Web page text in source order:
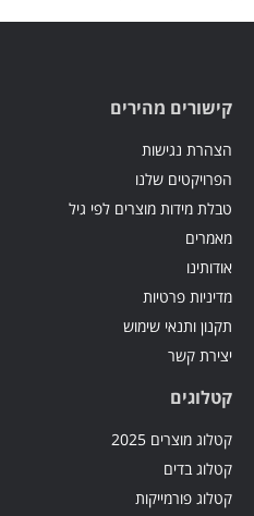
קישורים מהירים
הצהרת נגישות
הפרויקטים שלנו
טבלת מידות מוצרים לפי גיל
מאמרים
אודותינו
מדיניות פרטיות
תקנון ותנאי שימוש
יצירת קשר
קטלוגים
קטלוג מוצרים 2025
קטלוג בדים
קטלוג פורמייקות